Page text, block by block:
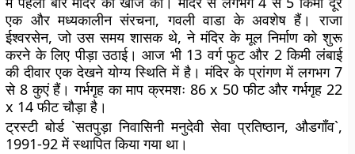
एक और मध्यकालीन संरचना, गवली वाडा के अवशेष हैं। राजा
ईश्वरसेन, जो उस समय शासक थे, ने मंदिर के मूल निर्माण को शुरू
करने के लिए पीड़ा उठाई। आज भी 13 वर्ग फुट और 2 किमी लंबाई
की दीवार एक देखने योग्य स्थिति में है। मंदिर के प्रांगण में लगभग 7
से 8 कुएं हैं। गर्भगृह का माप क्रमशः 86 x 50 फीट और गर्भगृह 22
x 14 फीट चौड़ा है।
ट्रस्टी बोर्ड `सतपुड़ा निवासिनी मनुदेवी सेवा प्रतिष्ठान, औडगाँव`,
1991-92 में स्थापित किया गया था।